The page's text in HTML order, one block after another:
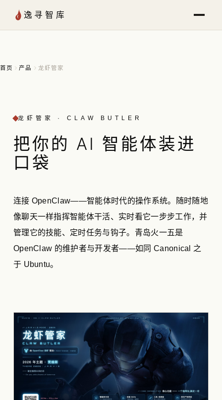
跳至内容逸寻智库
首页 产品 龙虾管家
龙虾管家 · CLAW BUTLER
把你的 AI 智能体装进
口袋
连接 OpenClaw——智能体时代的操作系统。随时随地
像聊天一样指挥智能体干活、实时看它一步步工作，并
管理它的技能、定时任务与钩子。青岛火一五是
OpenClaw 的维护者与开发者——如同 Canonical 之
于 Ubuntu。